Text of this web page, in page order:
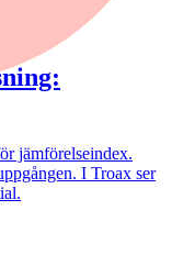
jämförelseindex.
I Troax ser